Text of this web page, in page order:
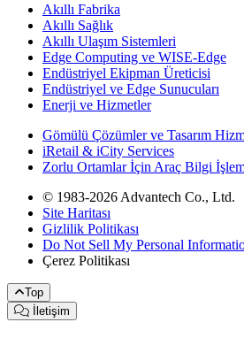
Akıllı Fabrika
Akıllı Sağlık
Akıllı Ulaşım Sistemleri
Edge Computing ve WISE-Edge
Endüstriyel Ekipman Üreticisi
Endüstriyel ve Edge Sunucuları
Enerji ve Hizmetler
Gömülü Çözümler ve Tasarım
iRetail & iCity Services
Zorlu Ortamlar İçin Araç Bilgi
© 1983-2026 Advantech Co., Ltd.
Site Haritası
Gizlilik Politikası
Do Not Sell My Personal
Çerez Politikası
Top
İletişim